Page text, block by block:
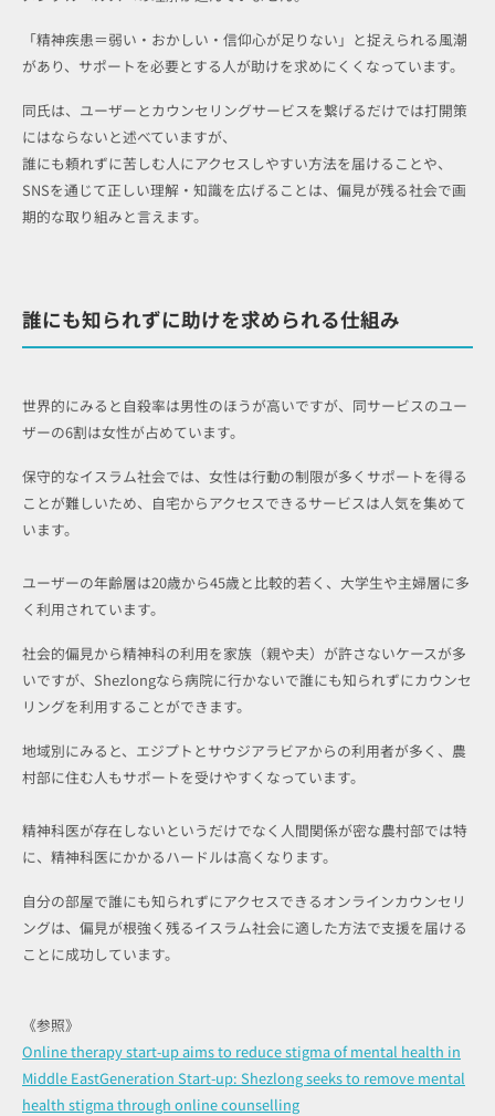
「精神疾患＝弱い・おかしい・信仰心が足りない」と捉えられる風潮
があり、サポートを必要とする人が助けを求めにくくなっています。
同氏は、ユーザーとカウンセリングサービスを繋げるだけでは打開策
にはならないと述べていますが、
誰にも頼れずに苦しむ人にアクセスしやすい方法を届けることや、
SNSを通じて正しい理解・知識を広げることは、偏見が残る社会で画
期的な取り組みと言えます。
誰にも知られずに助けを求められる仕組み
世界的にみると自殺率は男性のほうが高いですが、同サービスのユー
ザーの6割は女性が占めています。
保守的なイスラム社会では、女性は行動の制限が多くサポートを得る
ことが難しいため、自宅からアクセスできるサービスは人気を集めて
います。
ユーザーの年齢層は20歳から45歳と比較的若く、大学生や主婦層に多
く利用されています。
社会的偏見から精神科の利用を家族（親や夫）が許さないケースが多
いですが、Shezlongなら病院に行かないで誰にも知られずにカウンセ
リングを利用することができます。
地域別にみると、エジプトとサウジアラビアからの利用者が多く、農
村部に住む人もサポートを受けやすくなっています。
精神科医が存在しないというだけでなく人間関係が密な農村部では特
に、精神科医にかかるハードルは高くなります。
自分の部屋で誰にも知られずにアクセスできるオンラインカウンセリ
ングは、偏見が根強く残るイスラム社会に適した方法で支援を届ける
ことに成功しています。
《参照》
Online therapy start-up aims to reduce stigma of mental health in
Middle EastGeneration Start-up: Shezlong seeks to remove mental
health stigma through online counselling